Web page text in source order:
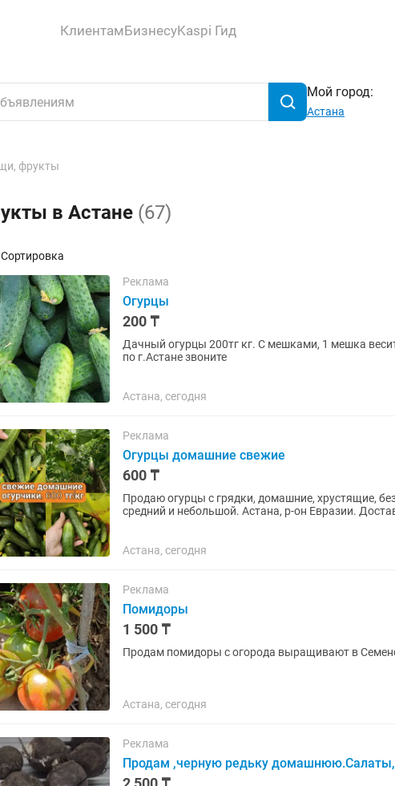
КлиентамБизнесуKaspi Гид
Мой город:
Астана
фрукты
в Астане (67)
Сортировка
Реклама
Огурцы
200 ₸
Дачный огурцы 200тг кг. С мешками, 1 мешка
по г.Астане звоните
Астана, сегодня
Реклама
Огурцы домашние свежие
600 ₸
Продаю огурцы с грядки, домашние, хрустящие, без горечи. И на салат, и на
средний и небольшой. Астана, р-он Евразии. Доставка по городу бесплатно от 15 кг. Вожу:
Астана, сегодня
Реклама
Помидоры
1 500 ₸
Продам помидоры с огорода выращивают в
Астана, сегодня
Реклама
Продам ,черную редьку